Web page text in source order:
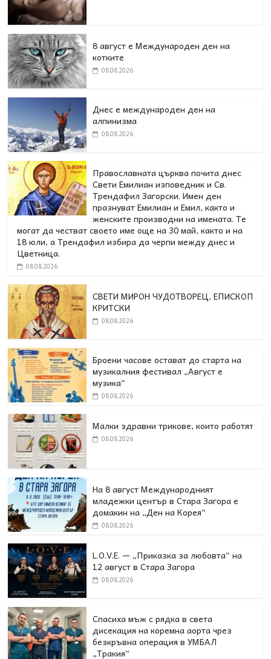
8 август е Международен ден на
котките
08.08.2026
Днес е международен ден на
алпинизма
08.08.2026
Православната църква почита днес
Свети Емилиан изповедник и Св.
Трендафил Загорски. Имен ден
празнуват Емилиан и Емил, както и
женските производни на имената. Те
могат да честват своето име още на 30 май, както и на
18 юли, а Трендафил избира да черпи между днес и
Цветница.
08.08.2026
СВЕТИ МИРОН ЧУДОТВОРЕЦ, ЕПИСКОП
КРИТСКИ
08.08.2026
Броени часове остават до старта на
музикалния фестивал „Август е
музика“
08.08.2026
Малки здравни трикове, които работят
08.08.2026
На 8 август Международният
младежки център в Стара Загора е
домакин на „Ден на Корея“
08.08.2026
L.O.V.E. — „Приказка за любовта“ на
12 август в Стара Загора
08.08.2026
Спасиха мъж с рядка в света
дисекация на коремна аорта чрез
безкръвна операция в УМБАЛ
„Тракия“